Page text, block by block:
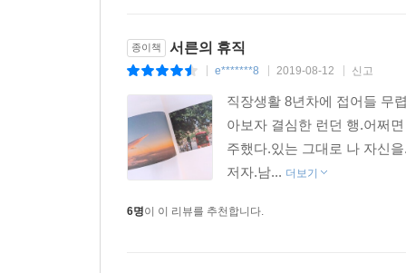
종이책 서른의 휴직
e*******8 2019-08-12 신고
직장생활 8년차에 접어들 무
아보자 결심한 런던 행.어쩌
주했다.있는 그대로 나 자신
저자.남... 더보기
6명이 이 리뷰를 추천합니다.